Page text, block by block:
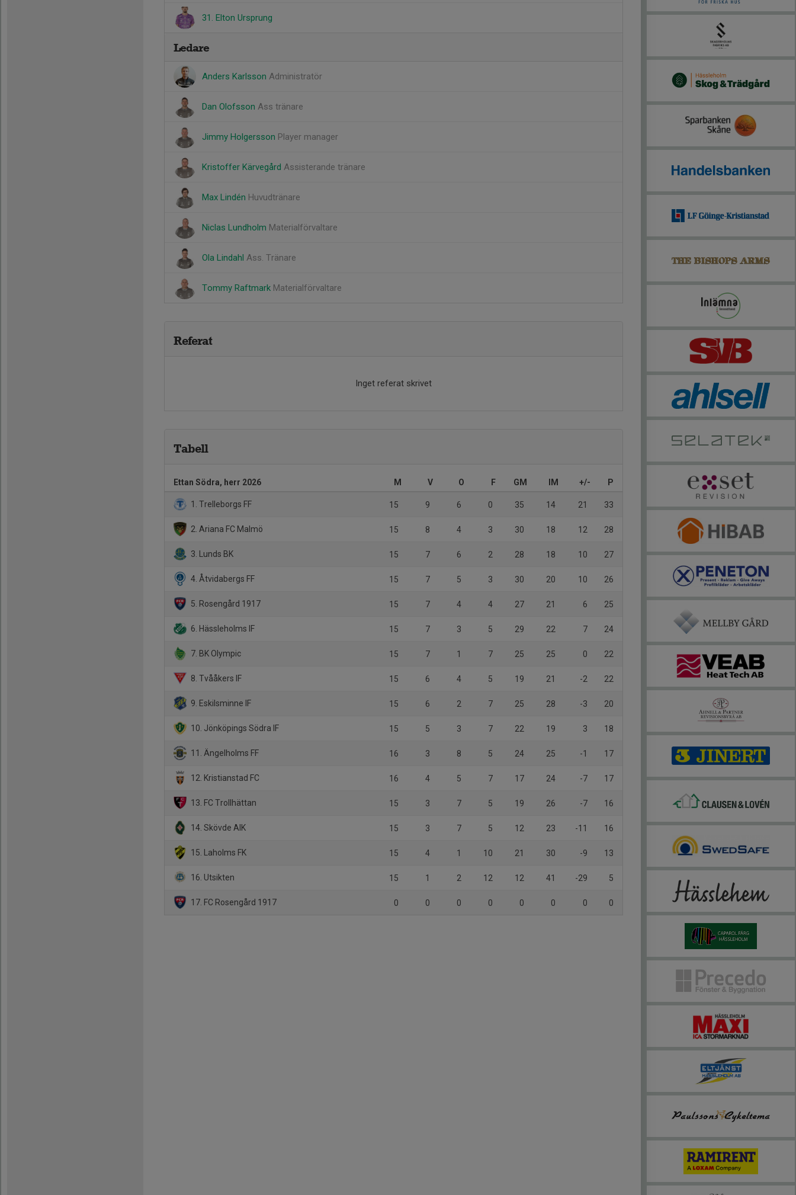
31. Elton Ursprung
Ledare
Anders Karlsson Administratör
Dan Olofsson Ass tränare
Jimmy Holgersson Player manager
Kristoffer Kärvegård Assisterande tränare
Max Lindén Huvudtränare
Niclas Lundholm Materialförvaltare
Ola Lindahl Ass. Tränare
Tommy Raftmark Materialförvaltare
Referat
Inget referat skrivet
Tabell
Ettan Södra, herr 2026 M V O F GM IM +/- P
1. Trelleborgs FF 15 9 6 0 35 14 21 33
2. Ariana FC Malmö 15 8 4 3 30 18 12 28
3. Lunds BK 15 7 6 2 28 18 10 27
4. Åtvidabergs FF 15 7 5 3 30 20 10 26
5. Rosengård 1917 15 7 4 4 27 21 6 25
6. Hässleholms IF 15 7 3 5 29 22 7 24
7. BK Olympic 15 7 1 7 25 25 0 22
8. Tvååkers IF 15 6 4 5 19 21 -2 22
9. Eskilsminne IF 15 6 2 7 25 28 -3 20
10. Jönköpings Södra IF 15 5 3 7 22 19 3 18
11. Ängelholms FF 16 3 8 5 24 25 -1 17
12. Kristianstad FC 16 4 5 7 17 24 -7 17
13. FC Trollhättan 15 3 7 5 19 26 -7 16
14. Skövde AIK 15 3 7 5 12 23 -11 16
15. Laholms FK 15 4 1 10 21 30 -9 13
16. Utsikten 15 1 2 12 12 41 -29 5
17. FC Rosengård 1917 0 0 0 0 0 0 0 0